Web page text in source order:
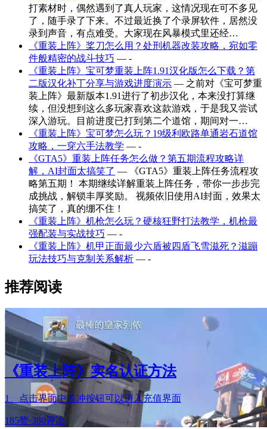
打素材时，偶然遇到了真人玩家，这情况现在可不多见
了，随手录了下来。不过最近换了个录屏软件，居然没
录到声音，有点难受。大家现在风暴模式里还经…
《重装上阵》桨刀怎么用？处刑机器改装攻略，宛如零
件般精密的战斗技巧 — -
《重装上阵》宝可梦重装上阵1.91汉化版怎么下载？第
二版汉化补丁分享与游戏进度演示 — 之前对《宝可梦重
装上阵》最新版本1.91进行了初步汉化，本来没打算继
续，但没想到这么多玩家喜欢这款游戏，于是我又尝试
深入游玩。目前进度已打到第二个道馆，期间对一…
《重装上阵》宝可梦怎么玩？19级利欧路单通岩石道馆
攻略，一穿六手法教学 — -
《GTA5》重装上阵任务怎么做？第五期流程攻略详
解，AI封面太搞笑了 — 《GTA5》重装上阵任务流程攻
略第五期！ 本期继续详解重装上阵任务，带你一步步完
成挑战，解锁丰厚奖励。 视频依旧使用AI封面，效果太
搞笑了，真的绷不住！
《重装上阵》机枪怎么玩？硬核狂野打法教学，机枪最
强配装与实战技巧 — -
《重装上阵》机甲正面最少六盾被四盾飞雪滋死？滋蹦
玩法技巧与克制关系解析 — -
推荐阅读
《重装上阵》实名认证方法
1、点击界面中首冲按钮可以进入充值界面
185赞·380评论